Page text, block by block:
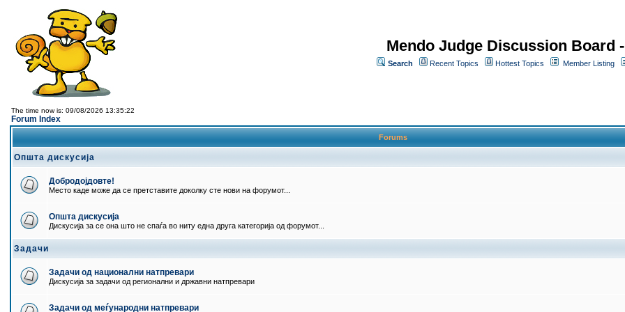
Mendo Judge Discussion Board
Search Recent Topics Hottest Topics Member Listing
The time now is: 09/08/2026 13:35:22
Forum Index
Forums
Општа дискусија
Добродојдовте!
Место каде може да се претставите доколку сте нови на форумот...
Општа дискусија
Дискусија за се она што не спаѓа во ниту една друга категорија од форумот...
Задачи
Задачи од национални натпревари
Дискусија за задачи од регионални и државни натпревари
Задачи од меѓународни натпревари